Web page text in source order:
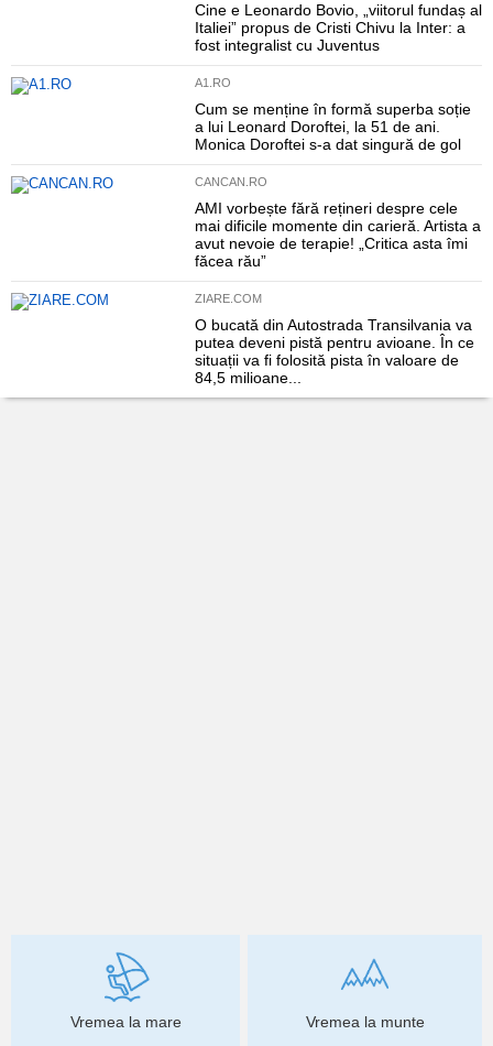
Cine e Leonardo Bovio, „viitorul fundaș al
Italiei” propus de Cristi Chivu la Inter: a
fost integralist cu Juventus
A1.RO
Cum se menține în formă superba soție
a lui Leonard Doroftei, la 51 de ani.
Monica Doroftei s-a dat singură de gol
CANCAN.RO
AMI vorbește fără rețineri despre cele
mai dificile momente din carieră. Artista a
avut nevoie de terapie! „Critica asta îmi
făcea rău”
ZIARE.COM
O bucată din Autostrada Transilvania va
putea deveni pistă pentru avioane. În ce
situații va fi folosită pista în valoare de
84,5 milioane...
Vremea la mare Vremea la munte